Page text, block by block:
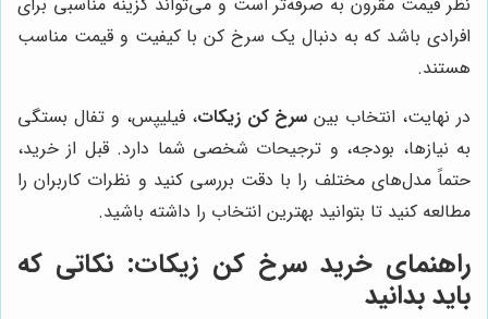
افرادی باشد که به دنبال یک سرخ کن با کیفیت و قیمت مناسب
هستند.
در نهایت، انتخاب بین سرخ کن زیکات، فیلیپس، و تفال بستگی
به نیازها، بودجه، و ترجیحات شخصی شما دارد. قبل از خرید،
حتماً مدل‌های مختلف را با دقت بررسی کنید و نظرات کاربران را
مطالعه کنید تا بتوانید بهترین انتخاب را داشته باشید.
راهنمای خرید سرخ کن زیکات: نکاتی که
باید بدانید